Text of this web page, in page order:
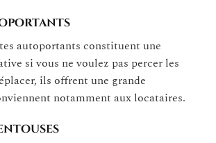
autoportants constituent une
si vous ne voulez pas percer les
ils offrent une grande
notamment aux locataires.